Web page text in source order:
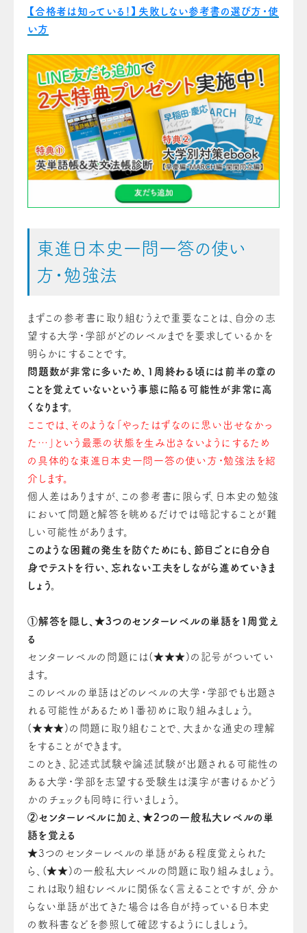
【合格者は知っている！】失敗しない参考書の選び方・使
い方
東進日本史一問一答の使い
方・勉強法
まずこの参考書に取り組むうえで重要なことは、自分の志
望する大学・学部がどのレベルまでを要求しているかを
明らかにすることです。
問題数が非常に多いため、1周終わる頃には前半の章の
ことを覚えていないという事態に陥る可能性が非常に高
くなります。
ここでは、そのような「やったはずなのに思い出せなかっ
た…」という最悪の状態を生み出さないようにするため
の具体的な東進日本史一問一答の使い方・勉強法を紹
介します。
個人差はありますが、この参考書に限らず、日本史の勉強
において問題と解答を眺めるだけでは暗記することが難
しい可能性があります。
このような困難の発生を防ぐためにも、節目ごとに自分自
身でテストを行い、忘れない工夫をしながら進めていきま
しょう。
①解答を隠し、★3つのセンターレベルの単語を1周覚え
る
センターレベルの問題には(★★★)の記号がついてい
ます。
このレベルの単語はどのレベルの大学・学部でも出題さ
れる可能性があるため1番初めに取り組みましょう。
(★★★)の問題に取り組むことで、大まかな通史の理解
をすることができます。
このとき、記述式試験や論述試験が出題される可能性の
ある大学・学部を志望する受験生は漢字が書けるかどう
かのチェックも同時に行いましょう。
②センターレベルに加え、★2つの一般私大レベルの単
語を覚える
★3つのセンターレベルの単語がある程度覚えられた
ら、(★★)の一般私大レベルの問題に取り組みましょう。
これは取り組むレベルに関係なく言えることですが、分か
らない単語が出てきた場合は各自が持っている日本史
の教科書などを参照して確認するようにしましょう。